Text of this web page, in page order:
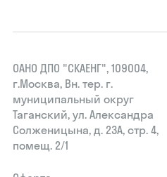
ОАНО ДПО "СКАЕНГ", 109004,
г.Москва, Вн. тер. г.
муниципальный округ
Таганский, ул. Александра
Солженицына, д. 23А, стр. 4,
помещ. 2/1